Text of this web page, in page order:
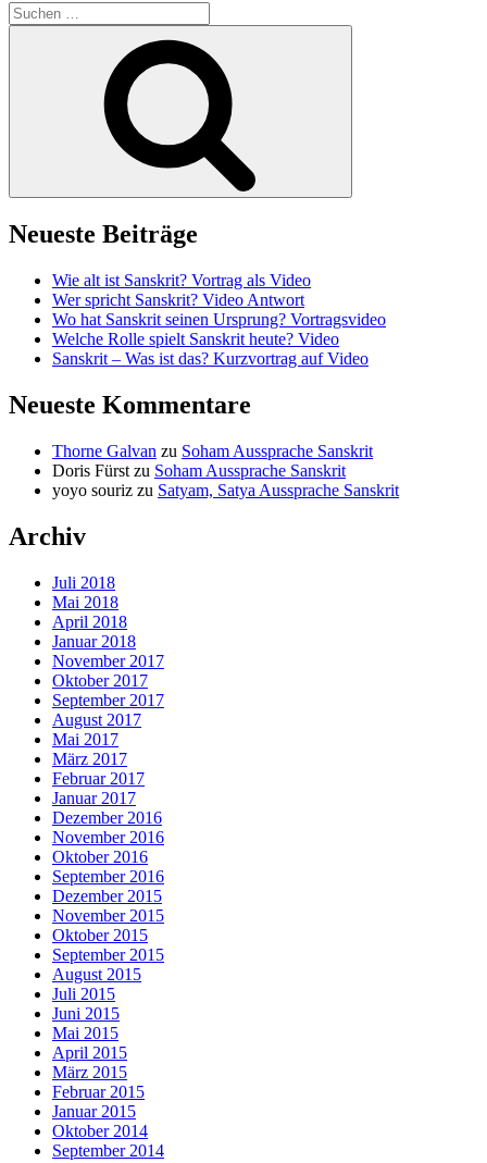
Suchen
nach:
Neueste Beiträge
Wie alt ist Sanskrit? Vortrag als Video
Wer spricht Sanskrit? Video Antwort
Wo hat Sanskrit seinen Ursprung? Vortragsvideo
Welche Rolle spielt Sanskrit heute? Video
Sanskrit – Was ist das? Kurzvortrag auf Video
Neueste Kommentare
Thorne Galvan zu Soham Aussprache Sanskrit
Doris Fürst zu Soham Aussprache Sanskrit
yoyo souriz zu Satyam, Satya Aussprache Sanskrit
Archiv
Juli 2018
Mai 2018
April 2018
Januar 2018
November 2017
Oktober 2017
September 2017
August 2017
Mai 2017
März 2017
Februar 2017
Januar 2017
Dezember 2016
November 2016
Oktober 2016
September 2016
Dezember 2015
November 2015
Oktober 2015
September 2015
August 2015
Juli 2015
Juni 2015
Mai 2015
April 2015
März 2015
Februar 2015
Januar 2015
Oktober 2014
September 2014